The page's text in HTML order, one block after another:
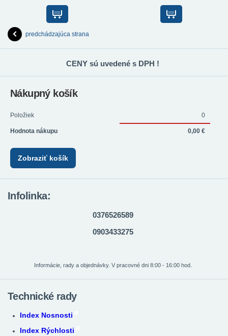
predchádzajúca strana
CENY sú uvedené s DPH !
Nákupný košík
Položiek 0
Hodnota nákupu 0,00 €
Zobraziť košík
Infolinka:
0376526589
0903433275
Informácie, rady a objednávky. V pracovné dni 8:00 - 16:00 hod.
Technické rady
Index Nosnosti
Index Rýchlosti